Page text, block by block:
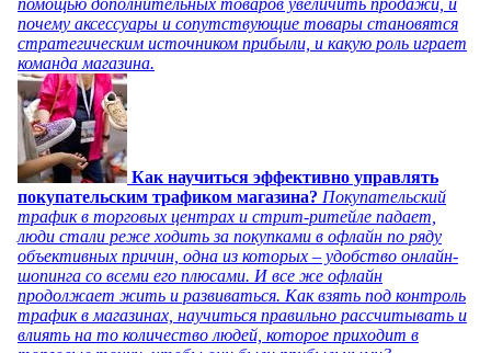
помощью дополнительных товаров увеличить продажи, и
почему аксессуары и сопутствующие товары становятся
стратегическим источником прибыли, и какую роль играет
команда магазина.
Как научиться эффективно управлять
покупательским трафиком магазина? Покупательский
трафик в торговых центрах и стрит-ритейле падает,
люди стали реже ходить за покупками в офлайн по ряду
объективных причин, одна из которых – удобство онлайн-
шопинга со всеми его плюсами. И все же офлайн
продолжает жить и развиваться. Как взять под контроль
трафик в магазинах, научиться правильно рассчитывать и
влиять на то количество людей, которое приходит в